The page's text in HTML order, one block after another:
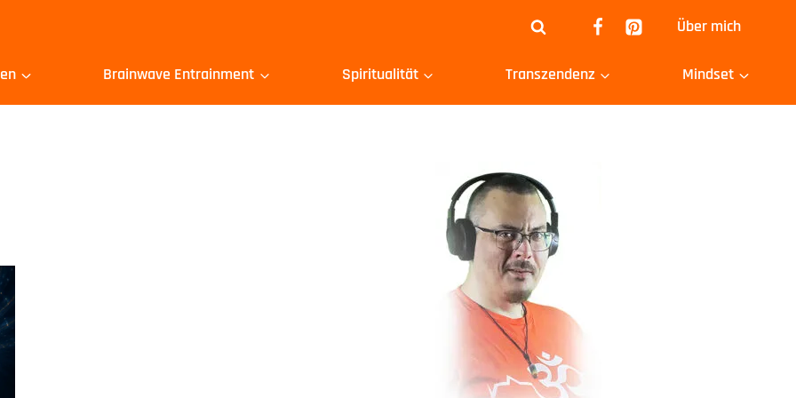
Über mich
Brainwave Entrainment Spiritualität Transzendenz Mindset